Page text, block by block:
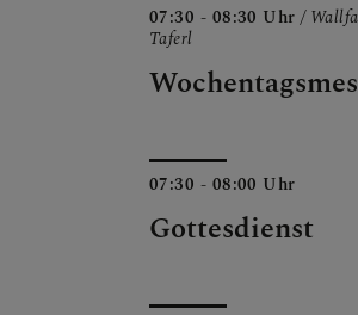
07:30 - 08:30 Uhr/
Taferl
07:30 - 08:00 Uhr
Gottesdienst